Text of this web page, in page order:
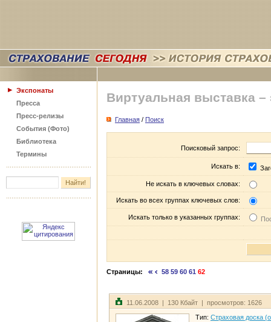
Экспонаты
Пресса
Пресс-релизы
События (Фото)
Библиотека
Термины
Виртуальная выставка –
Главная / Поиск
Поисковый запрос:
Искать в:
Не искать в ключевых словах:
Искать во всех группах ключевых слов:
Искать только в указанных группах:
Страницы: 58 59 60 61 62
11.06.2008 | 130 Кбайт | просмотров: 1626
Тип: Страховая доска